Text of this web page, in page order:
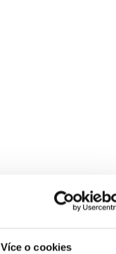
Více o cookies